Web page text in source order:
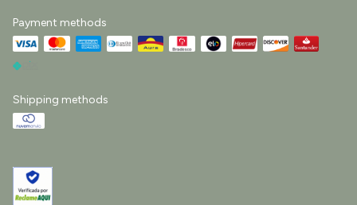
Payment methods
Shipping methods